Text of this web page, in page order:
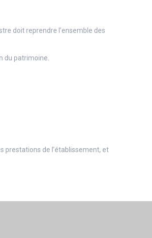
doit reprendre l’ensemble des
du patrimoine.
prestations de l’établissement, et